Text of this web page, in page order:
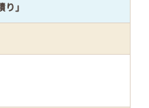
り」